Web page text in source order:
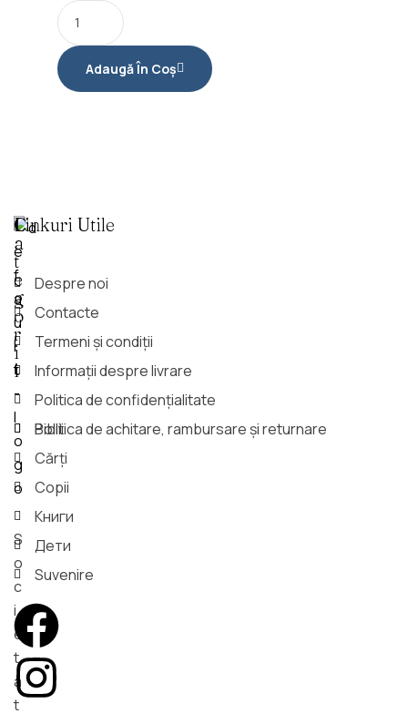
Adaugă În Coș
S
o
c
i
e
t
a
t
C
A
T
E
G
O
R
I
I
Biblii
Cărți
Copii
Книги
Дети
Suvenire
Linkuri Utile
Despre noi
Contacte
Termeni și condiții
Informații despre livrare
Politica de confidențialitate
Politica de achitare, rambursare și returnare